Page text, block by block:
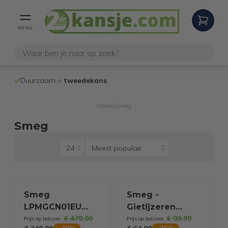
MENU
Duurzaam = tweedekans
Home Smeg
Smeg
Smeg
LPMGCN01EU
koffiezetapparaat
Prijs op bol.com € 479,00
Smeg -
Gietijzeren
Grillpan - Crème
Prijs op bol.com € 99,99